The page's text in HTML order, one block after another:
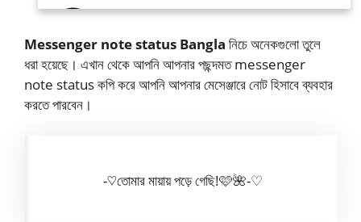
Messenger note status Bangla নিচে অনেকগুলো তুলে
ধরা হয়েছে। এখান থেকে আপনি আপনার পছন্দমত messenger
note status কপি করে আপনি আপনার মেসেঞ্জারে নোট হিসাবে ব্যবহার
করতে পারবেন।
-♡তোমার মায়ায় পড়ে গেছি!🩷🌺-♡